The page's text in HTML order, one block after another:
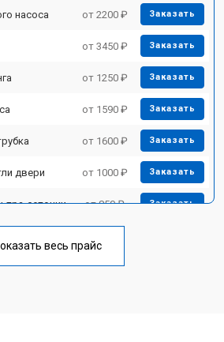
насоса от 2200 ₽ Заказать
от 3450 ₽ Заказать
от 1250 ₽ Заказать
от 1590 ₽ Заказать
от 1600 ₽ Заказать
двери от 1000 ₽ Заказать
сеточки от 850 ₽ Заказать
от 2000 ₽
весь прайс